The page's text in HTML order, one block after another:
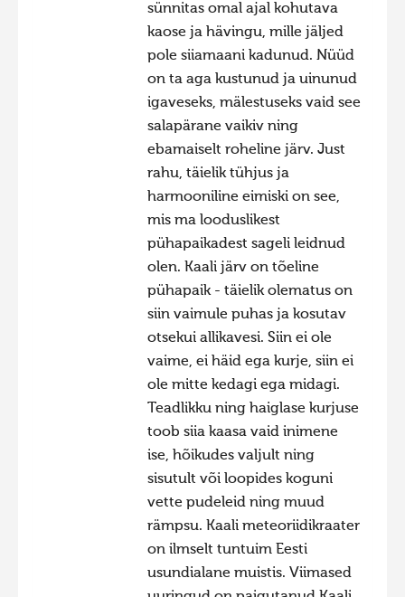
sünnitas omal ajal kohutava
kaose ja hävingu, mille jäljed
pole siiamaani kadunud. Nüüd
on ta aga kustunud ja uinunud
igaveseks, mälestuseks vaid see
salapärane vaikiv ning
ebamaiselt roheline järv. Just
rahu, täielik tühjus ja
harmooniline eimiski on see,
mis ma looduslikest
pühapaikadest sageli leidnud
olen. Kaali järv on tõeline
pühapaik - täielik olematus on
siin vaimule puhas ja kosutav
otsekui allikavesi. Siin ei ole
vaime, ei häid ega kurje, siin ei
ole mitte kedagi ega midagi.
Teadlikku ning haiglase kurjuse
toob siia kaasa vaid inimene
ise, hõikudes valjult ning
sisutult või loopides koguni
vette pudeleid ning muud
rämpsu. Kaali meteoriidikraater
on ilmselt tuntuim Eesti
usundialane muistis. Viimased